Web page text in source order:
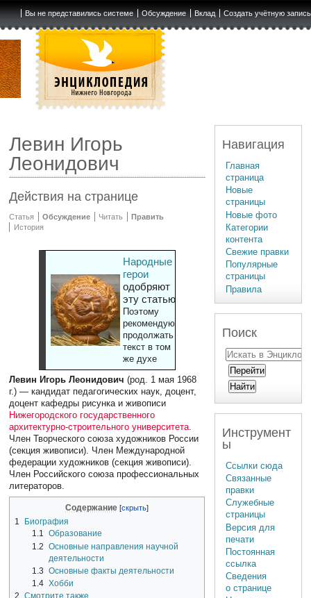
Вы не представились системе Обсуждение Вклад Создать учётную запись
Левин Игорь
Леонидович
Действия на странице
Статья Обсуждение Читать
Править
История
Народные
герои
одобряют
эту статью
Поэтому
рекомендуют
продолжать
текст в том
же духе
Левин Игорь Леонидович (род. 1 мая 1968
г.) — кандидат педагогических наук, доцент,
доцент кафедры рисунка и живописи
Нижегородского государственного
архитектурно-строительного университета.
Член Творческого союза художников России
(секция живописи). Член Международной
федерации художников (секция живописи).
Член Российского союза профессиональных
литераторов.
Содержание
1
Биография
1.1 Образование
1.2 Основные направления научной
деятельности
1.3 Основные факты деятельности
1.4 Хобби
Навигация
Главная
страница
Новые
страницы
Новые фото
Категории
контента
Свежие правки
Популярные
страницы
Правила
Поиск
Инструмент
ы
Ссылки сюда
Связанные
правки
Служебные
страницы
Версия для
печати
Постоянная
ссылка
Сведения
о странице